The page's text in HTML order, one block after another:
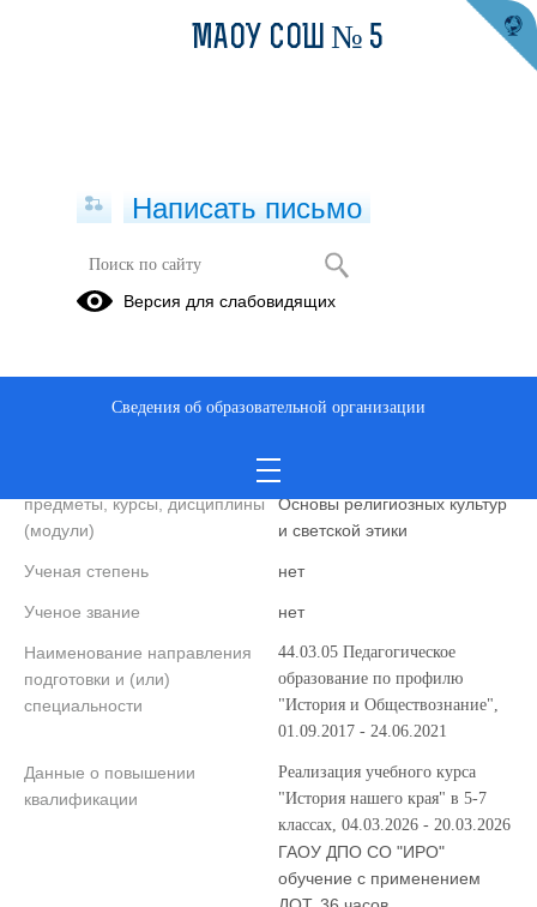
Учитель
Дергачев Павел
предметы, курсы, дисциплины
(модули)
История, Обществознание,
Основы религиозных культур
и светской этики
Ученая степень нет
Ученое звание нет
Наименование направления
подготовки и (или)
специальности
44.03.05 Педагогическое
образование по профилю
"История и Обществознание",
01.09.2017 - 24.06.2021
Данные о повышении
квалификации
Реализация учебного курса
"История нашего края" в 5-7
классах, 04.03.2026 - 20.03.2026
ГАОУ ДПО СО "ИРО"
обучение с применением
МАОУ СОШ № 5
Написать письмо
Версия для слабовидящих
Сведения об образовательной организации